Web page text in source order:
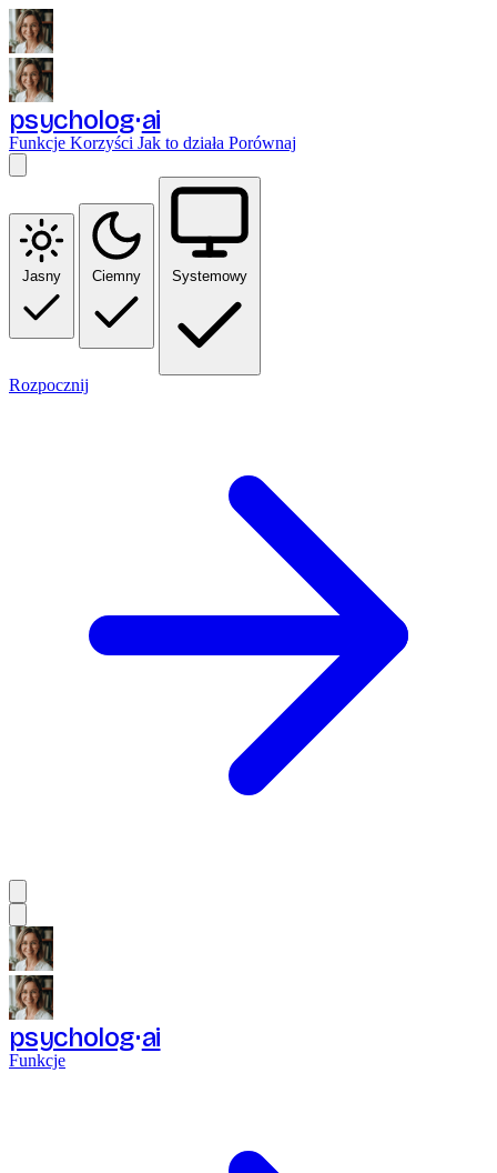
psycholog ai
Funkcje Korzyści Jak to działa Porównaj
Jasny Ciemny Systemowy
Rozpocznij
psycholog ai
Funkcje